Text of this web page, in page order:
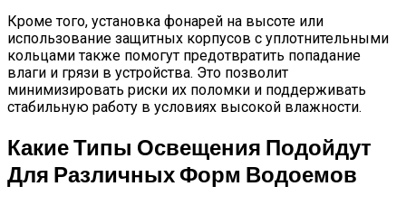
Кроме того, установка фонарей на высоте или
использование защитных корпусов с уплотнительными
кольцами также помогут предотвратить попадание
влаги и грязи в устройства. Это позволит
минимизировать риски их поломки и поддерживать
стабильную работу в условиях высокой влажности.
Какие Типы Освещения Подойдут
Для Различных Форм Водоемов